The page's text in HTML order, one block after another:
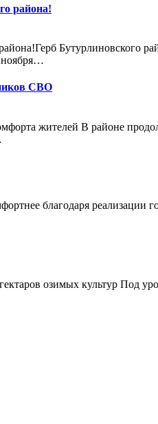
района!
Бутурлиновского
ноября…
СВО
жителей В районе
благодаря
озимых культур Под